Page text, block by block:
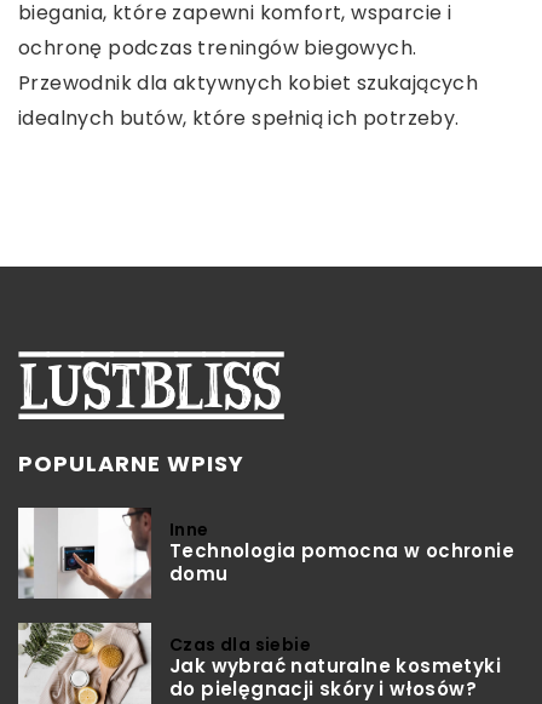
Poznaj najważniejsze czynniki wpływające na
wybór systemów zarządzania odpadami
medycznymi. Dowiedz się, jak prawidłowo
rozpoznać potrzeby swojej placówki i kryteria,
biegania, które zapewni komfort, wsparcie i
ochronę podczas treningów biegowych.
Przewodnik dla aktywnych kobiet szukających
idealnych butów, które spełnią ich potrzeby.
wspomagające łagodzenie objawów infekcji
powiek, które pomagają złagodzić dyskomfort i
wspierają zdrowie oczu.
POPULARNE WPISY
Inne
Technologia pomocna w ochronie
domu
Czas dla siebie
Jak wybrać naturalne kosmetyki
do pielęgnacji skóry i włosów?